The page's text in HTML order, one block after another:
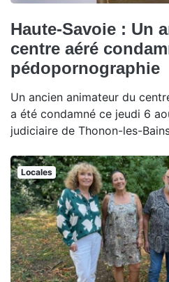
Haute-Savoie : Un
centre aéré
pédopornographie
Un ancien animateur du
a été condamné ce jeudi 6
judiciaire de Thonon-les-
Locales